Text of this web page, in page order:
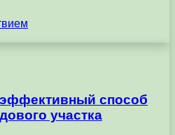
способ
участка